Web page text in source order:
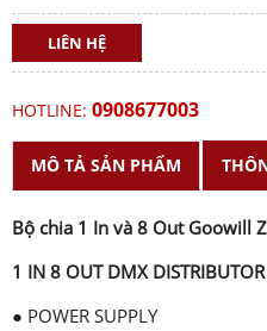
LIÊN HỆ
HOTLINE: 0908677003
MÔ TẢ SẢN PHẨM
Bộ chia 1 In và 8 Out Goowill
1 IN 8 OUT DMX DISTRIBUTOR
● POWER SUPPLY